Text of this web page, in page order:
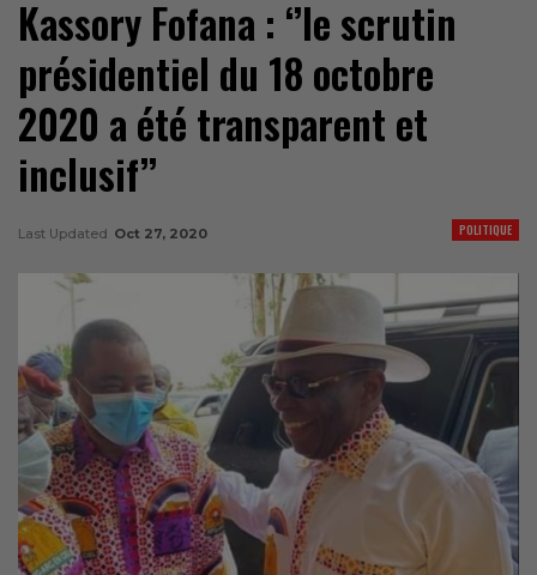
Kassory Fofana : ‘’le scrutin
présidentiel du 18 octobre
2020 a été transparent et
inclusif’’
POLITIQUE
Last Updated Oct 27, 2020